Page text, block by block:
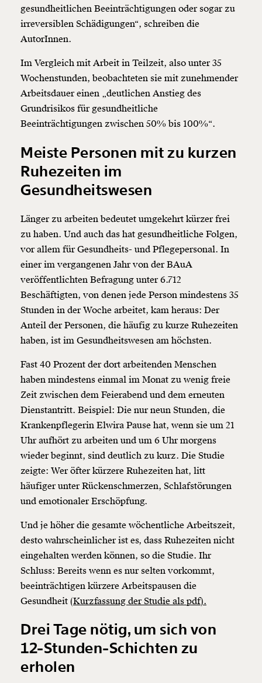
gesundheitlichen Beeinträchtigungen oder sogar zu
irreversiblen Schädigungen“, schreiben die
AutorInnen.
Im Vergleich mit Arbeit in Teilzeit, also unter 35
Wochenstunden, beobachteten sie mit zunehmender
Arbeitsdauer einen „deutlichen Anstieg des
Grundrisikos für gesundheitliche
Beeinträchtigungen zwischen 50% bis 100%“.
Meiste Personen mit zu kurzen
Ruhezeiten im
Gesundheitswesen
Länger zu arbeiten bedeutet umgekehrt kürzer frei
zu haben. Und auch das hat gesundheitliche Folgen,
vor allem für Gesundheits- und Pflegepersonal. In
einer im vergangenen Jahr von der BAuA
veröffentlichten Befragung unter 6.712
Beschäftigten, von denen jede Person mindestens 35
Stunden in der Woche arbeitet, kam heraus: Der
Anteil der Personen, die häufig zu kurze Ruhezeiten
haben, ist im Gesundheitswesen am höchsten.
Fast 40 Prozent der dort arbeitenden Menschen
haben mindestens einmal im Monat zu wenig freie
Zeit zwischen dem Feierabend und dem erneuten
Dienstantritt. Beispiel: Die nur neun Stunden, die
Krankenpflegerin Elwira Pause hat, wenn sie um 21
Uhr aufhört zu arbeiten und um 6 Uhr morgens
wieder beginnt, sind deutlich zu kurz. Die Studie
zeigte: Wer öfter kürzere Ruhezeiten hat, litt
häufiger unter Rückenschmerzen, Schlafstörungen
und emotionaler Erschöpfung.
Und je höher die gesamte wöchentliche Arbeitszeit,
desto wahrscheinlicher ist es, dass Ruhezeiten nicht
eingehalten werden können, so die Studie. Ihr
Schluss: Bereits wenn es nur selten vorkommt,
beeinträchtigen kürzere Arbeitspausen die
Gesundheit (Kurzfassung der Studie als pdf).
Drei Tage nötig, um sich von
12-Stunden-Schichten zu
erholen